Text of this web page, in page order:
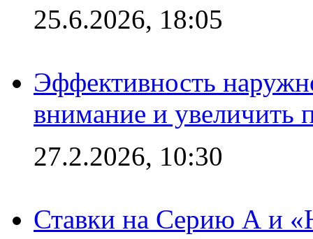
25.6.2026, 18:05
Эффективность
внимание и увеличить
27.2.2026, 10:30
Ставки на Серию А и